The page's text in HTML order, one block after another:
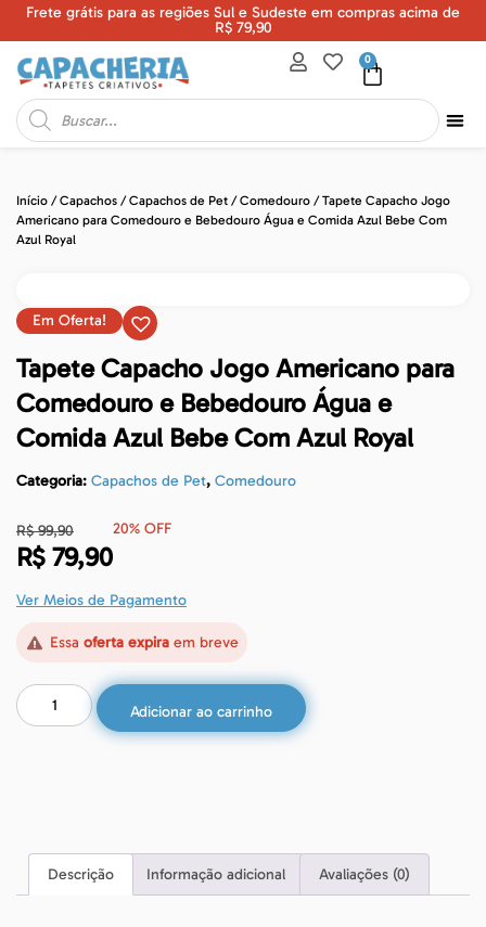
Frete grátis para as regiões Sul e Sudeste em compras acima de
R$ 79,90
0
Início /Capachos /Capachos de Pet /Comedouro / Tapete Capacho Jogo
Americano para Comedouro e Bebedouro Água e Comida Azul Bebe Com
Azul Royal
Em Oferta!
Tapete Capacho Jogo Americano para
Comedouro e Bebedouro Água e
Comida Azul Bebe Com Azul Royal
Categoria: Capachos de Pet, Comedouro
R$99,90
R$ 79,90
20% OFF
Ver Meios de Pagamento
Essa oferta expiraem breve
Adicionar ao carrinho
Descrição Informação adicional Avaliações (0)